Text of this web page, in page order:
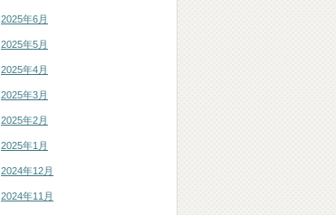
2025年6月
2025年5月
2025年4月
2025年3月
2025年2月
2025年1月
2024年12月
2024年11月